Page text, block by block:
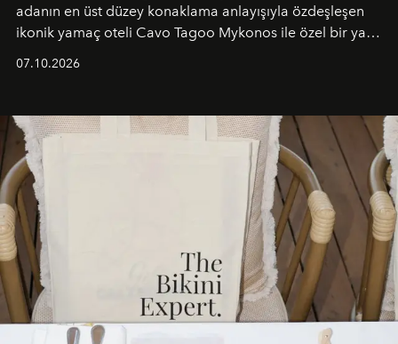
adanın en üst düzey konaklama anlayışıyla özdeşleşen
ikonik yamaç oteli Cavo Tagoo Mykonos ile özel bir yaz
buluşturarak markanın Cavo Tagoo’daki varlığını
sürükleyici ve mevsime özel bir deneyime dönüştürüyor.
07.10.2026